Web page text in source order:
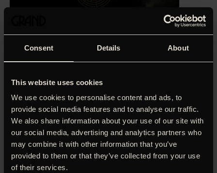
Consent Details About
This website uses cookies
We use cookies to personalise content and ads, to
provide social media features and to analyse our traffic.
We also share information about your use of our site with
our social media, advertising and analytics partners who
may combine it with other information that you’ve
provided to them or that they’ve collected from your use
of their services.
‘Lige så godt tænkt, som den er blændende udført…
elementært neglebidende.’Henrik Queitsch, Ekstra Bladet
(5 stjerner)
‘Infused with a poetic
intensity that’s rare in American thrillers,’ skrev USA Today,